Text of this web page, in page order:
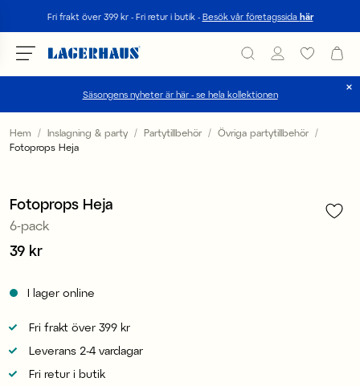
Fri frakt över 399 kr - Fri retur i butik - Besök vår företagssida här
Säsongens nyheter är här - se hela kollektionen
Välj språk / valuta
Hem Inslagning & party Partytillbehör
Övriga partytillbehör
Fotoprops Heja
Fotoprops Heja
6-pack
Pris:39 kr
39 kr
I lager online
Fri frakt över 399 kr
Leverans 2-4 vardagar
Fri retur i butik